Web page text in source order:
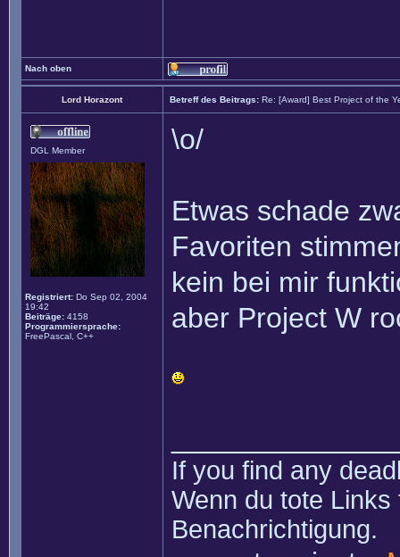
Nach oben
Lord Horazont Betreff des Beitrags: Re: [Award] Best Project of the
DGL Member
Registriert: Do Sep 02, 2004
19:42
Beiträge: 4158
Programmiersprache:
FreePascal, C++
\o/
Etwas schade
Favoriten
kein bei mir
aber Project W
If you find any
Wenn du tote
Benachrichtigung.